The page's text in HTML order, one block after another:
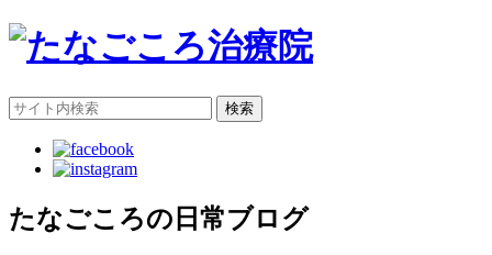
検索
たなごころの日常ブログ